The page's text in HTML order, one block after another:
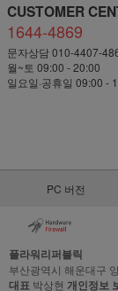
CUSTOMER
1644-4869
문자상담 010-4407-
월~토 09:00 - 20:00
일요일·공휴일 09:00 -
PC 버전
플라워리퍼블릭
부산광역시 해운대구
대표 박상현 개인정보